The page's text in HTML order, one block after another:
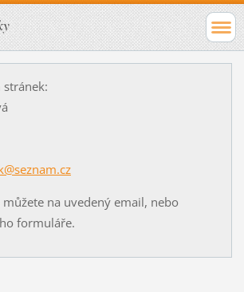
stránek:
na uvedený email, nebo
formuláře.